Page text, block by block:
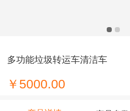
多功能垃圾转运车清洁车
￥5000.00